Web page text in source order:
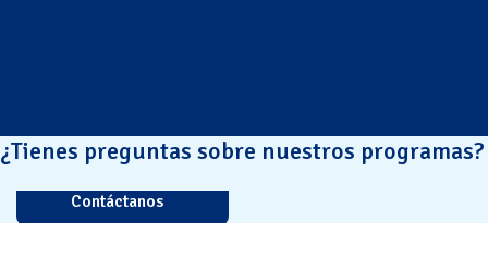
¿Tienes preguntas sobre nuestros programas?
Contáctanos